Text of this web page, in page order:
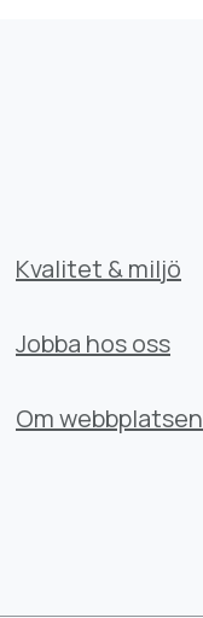
Kvalitet & miljö
Jobba hos oss
Om webbplatsen